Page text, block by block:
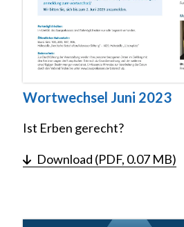
Wortwechsel Juni 2023
Ist Erben gerecht?
Download (PDF, 0.07 MB)